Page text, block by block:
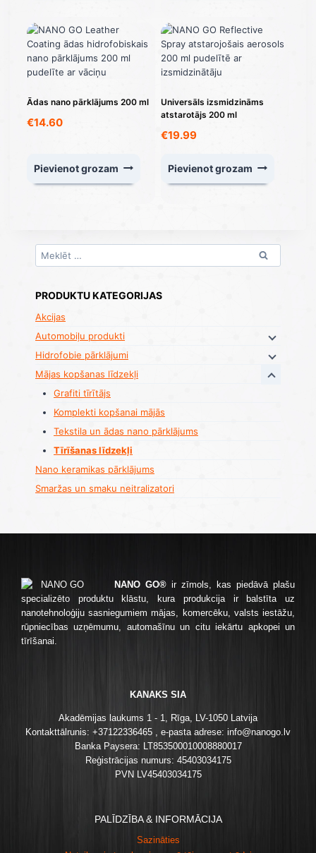
Ādas nano pārklājums 200 ml
€14.60
Pievienot grozam
Universāls izsmidzināms
atstarotājs 200 ml
€19.99
Pievienot grozam
Meklēt:
PRODUKTU KATEGORIJAS
Akcijas
Automobiļu produkti
Hidrofobie pārklājumi
Mājas kopšanas līdzekļi
Grafiti tīrītājs
Komplekti kopšanai mājās
Tekstila un ādas nano pārklājums
Tīrīšanas līdzekļi
Nano keramikas pārklājums
Smaržas un smaku neitralizatori
NANO GO® ir zīmols, kas piedāvā plašu
specializēto produktu klāstu, kura produkcija ir balstīta uz
nanotehnoloģiju sasniegumiem mājas, komercēku, valsts iestāžu,
rūpniecības uzņēmumu, automašīnu un citu iekārtu apkopei un
tīrīšanai.
KANAKS SIA
Akadēmijas laukums 1 - 1, Rīga, LV-1050 Latvija
Kontakttālrunis: +37122336465 , e-pasta adrese: info@nanogo.lv
Banka Paysera: LT853500010008880017
Reģistrācijas numurs: 45403034175
PVN LV45403034175
PALĪDZĪBA & INFORMĀCIJA
Sazināties